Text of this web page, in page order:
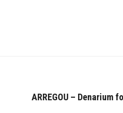
ARREGOU – Denarium